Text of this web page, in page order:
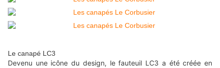
Le canapé LC3
Devenu uneicône du design, le fauteuil LC3 a été créée en